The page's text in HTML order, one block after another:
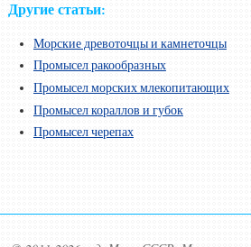
Другие статьи:
Морские древоточцы и камнеточцы
Промысел ракообразных
Промысел морских млекопитающих
Промысел кораллов и губок
Промысел черепах